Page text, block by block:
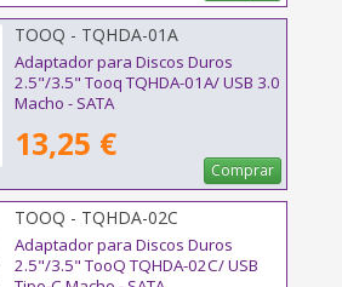
TOOQ - TQHDA-01A
Adaptador para Discos Duros
2.5"/3.5" Tooq TQHDA-01A/ USB 3.0
Macho - SATA
13,25 €
Comprar
TOOQ - TQHDA-02C
Adaptador para Discos Duros
2.5"/3.5" TooQ TQHDA-02C/ USB